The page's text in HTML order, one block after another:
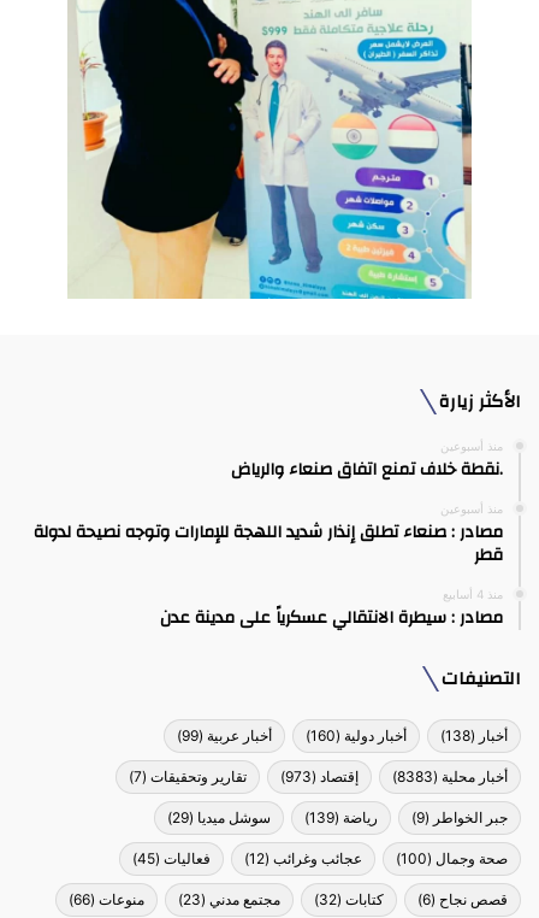
الأكثر زيارة
منذ أسبوعين
.نقطة خلاف تمنع اتفاق صنعاء والرياض
منذ أسبوعين
مصادر : صنعاء تطلق إنذار شديد اللهجة للإمارات وتوجه نصيحة لدولة
قطر
منذ 4 أسابيع
مصادر : سيطرة الانتقالي عسكرياً على مدينة عدن
التصنيفات
أخبار (138) أخبار دولية (160) أخبار عربية (99)
أخبار محلية (8383) إقتصاد (973) تقارير وتحقيقات (7)
جبر الخواطر (9) رياضة (139) سوشل ميديا (29)
صحة وجمال (100) عجائب وغرائب (12) فعاليات (45)
قصص نجاح (6) كتابات (32) مجتمع مدني (23) منوعات (66)